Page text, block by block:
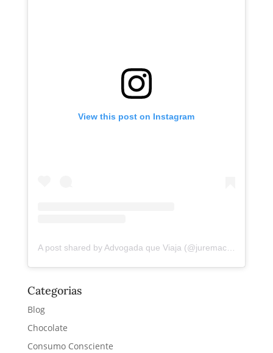
View this post on Instagram
A post shared by Advogada que Viaja (@juremacintra)
Categorias
Blog
Chocolate
Consumo Consciente